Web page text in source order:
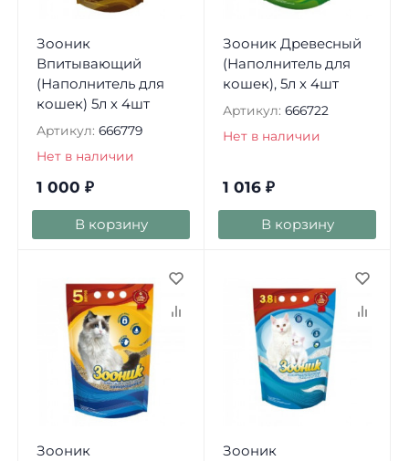
Зооник
Впитывающий
(Наполнитель для
кошек) 5л х 4шт
Артикул: 666779
Нет в наличии
1 000 ₽
В корзину
Зооник Древесный
(Наполнитель для
кошек), 5л х 4шт
Артикул: 666722
Нет в наличии
1 016 ₽
В корзину
Зооник
Зооник